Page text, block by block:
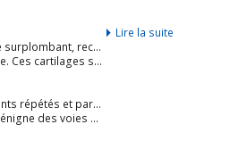
de la respiration et de la phonation.
les cavités nasales avec l’extérieur.
Le coryza est un syndrome bénin chez l’homme qui se traduit par un écoulement nasal et des éternuements répétés et parfois une conjonctivite. On l’appelle aussi « rhume de cerveau ».
maux de tête, voire de la fièvre et une perte d’appétit. […]
Lire la suite